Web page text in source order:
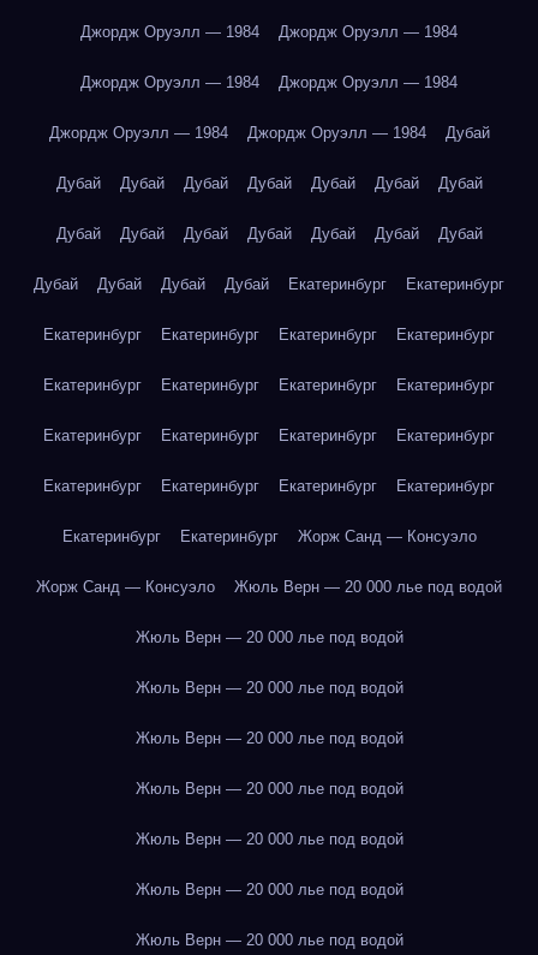
Джордж Оруэлл — 1984 Джордж Оруэлл — 1984
Джордж Оруэлл — 1984 Джордж Оруэлл — 1984
Джордж Оруэлл — 1984 Джордж Оруэлл — 1984 Дубай
Дубай Дубай Дубай Дубай Дубай Дубай Дубай
Дубай Дубай Дубай Дубай Дубай Дубай Дубай
Дубай Дубай Дубай Дубай Екатеринбург Екатеринбург
Екатеринбург Екатеринбург Екатеринбург Екатеринбург
Екатеринбург Екатеринбург Екатеринбург Екатеринбург
Екатеринбург Екатеринбург Екатеринбург Екатеринбург
Екатеринбург Екатеринбург Екатеринбург Екатеринбург
Екатеринбург Екатеринбург Жорж Санд — Консуэло
Жорж Санд — Консуэло Жюль Верн — 20 000 лье под водой
Жюль Верн — 20 000 лье под водой
Жюль Верн — 20 000 лье под водой
Жюль Верн — 20 000 лье под водой
Жюль Верн — 20 000 лье под водой
Жюль Верн — 20 000 лье под водой
Жюль Верн — 20 000 лье под водой
Жюль Верн — 20 000 лье под водой